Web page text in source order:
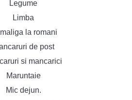
Legume
Limba
la romani
de post
si mancarici
Maruntaie
Mic dejun.